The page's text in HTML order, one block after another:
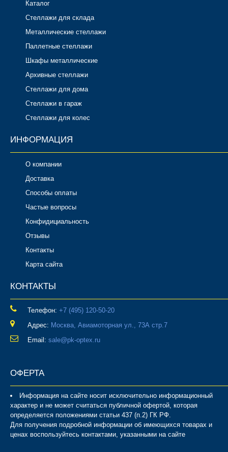
Каталог
Стеллажи для склада
Металлические стеллажи
Паллетные стеллажи
Шкафы металлические
Архивные стеллажи
Стеллажи для дома
Стеллажи в гараж
Стеллажи для колес
ИНФОРМАЦИЯ
О компании
Доставка
Способы оплаты
Частые вопросы
Конфидициальность
Отзывы
Контакты
Карта сайта
КОНТАКТЫ
Телефон: ‎+7 (495) 120-50-20
Адрес: Москва, Авиамоторная ул., 73А стр.7
Email: sale@pk-optex.ru
ОФЕРТА
Информация на сайте носит исключительно информационный
характер и не может считаться публичной офертой, которая
определяется положениями статьи 437 (п.2) ГК РФ.
Для получения подробной информации об имеющихся товарах и
ценах воспользуйтесь контактами, указанными на сайте